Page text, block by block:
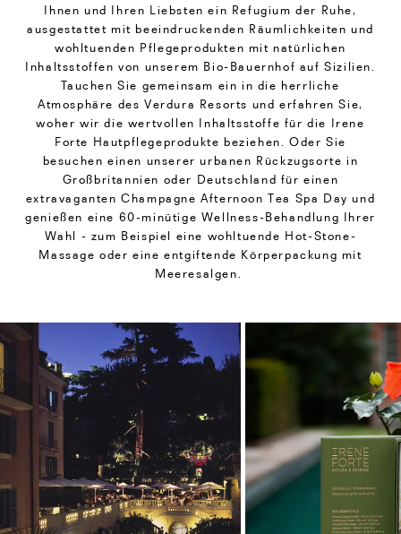
Ihnen und Ihren Liebsten ein Refugium der Ruhe,
ausgestattet mit beeindruckenden Räumlichkeiten und
wohltuenden Pflegeprodukten mit natürlichen
Inhaltsstoffen von unserem Bio-Bauernhof auf Sizilien.
Tauchen Sie gemeinsam ein in die herrliche
Atmosphäre des Verdura Resorts und erfahren Sie,
woher wir die wertvollen Inhaltsstoffe für die Irene
Forte Hautpflegeprodukte beziehen. Oder Sie
besuchen einen unserer urbanen Rückzugsorte in
Großbritannien oder Deutschland für einen
extravaganten Champagne Afternoon Tea Spa Day und
genießen eine 60-minütige Wellness-Behandlung Ihrer
Wahl - zum Beispiel eine wohltuende Hot-Stone-
Massage oder eine entgiftende Körperpackung mit
Meeresalgen.